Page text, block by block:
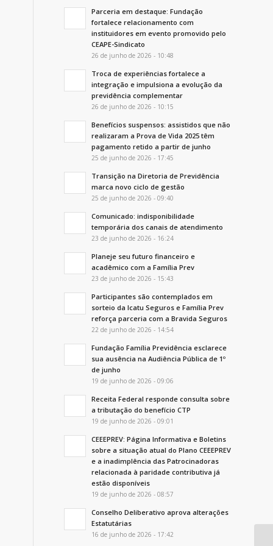
Parceria em destaque: Fundação
fortalece relacionamento com
instituidores em evento promovido pelo
CEAPE-Sindicato
26 de junho de 2026 - 10:48
Troca de experiências fortalece a
integração e impulsiona a evolução da
previdência complementar
26 de junho de 2026 - 10:15
Benefícios suspensos: assistidos que não
realizaram a Prova de Vida 2025 têm
pagamento retido a partir de junho
25 de junho de 2026 - 17:45
Transição na Diretoria de Previdência
marca novo ciclo de gestão
25 de junho de 2026 - 09:40
Comunicado: indisponibilidade
temporária dos canais de atendimento
23 de junho de 2026 - 16:24
Planeje seu futuro financeiro e
acadêmico com a Família Prev
23 de junho de 2026 - 15:43
Participantes são contemplados em
sorteio da Icatu Seguros e Família Prev
reforça parceria com a Bravida Seguros
22 de junho de 2026 - 14:54
Fundação Família Previdência esclarece
sua ausência na Audiência Pública de 1º
de junho
19 de junho de 2026 - 09:06
Receita Federal responde consulta sobre
a tributação do benefício CTP
19 de junho de 2026 - 09:01
CEEEPREV: Página Informativa e Boletins
sobre a situação atual do Plano CEEEPREV
e a inadimplência das Patrocinadoras
relacionada à paridade contributiva já
estão disponíveis
19 de junho de 2026 - 08:57
Conselho Deliberativo aprova alterações
Estatutárias
16 de junho de 2026 - 17:42